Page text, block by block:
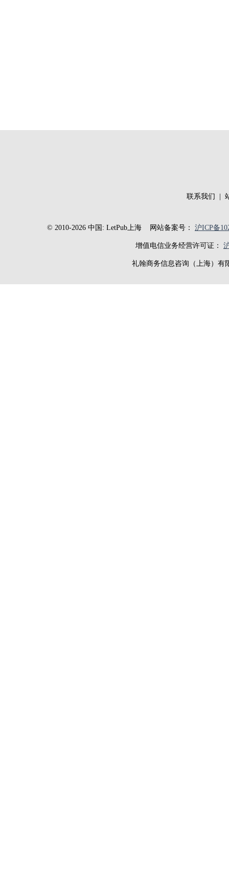
联系我们
© 2010-2026 中国: LetPub上海网站备案号： 沪ICP备
增值电信业务经营许可证：
礼翰商务信息咨询（上海）